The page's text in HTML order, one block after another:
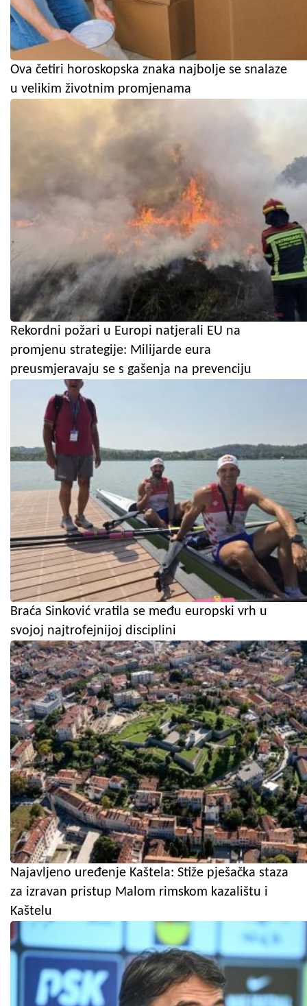
Ova četiri horoskopska znaka najbolje se snalaze
u velikim životnim promjenama
Rekordni požari u Europi natjerali EU na
promjenu strategije: Milijarde eura
preusmjeravaju se s gašenja na prevenciju
Braća Sinković vratila se među europski vrh u
svojoj najtrofejnijoj disciplini
Najavljeno uređenje Kaštela: Stiže pješačka staza
za izravan pristup Malom rimskom kazalištu i
Kaštelu